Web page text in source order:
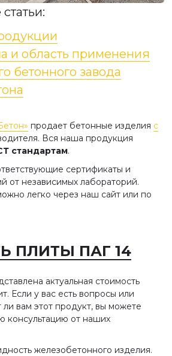
и область применения
бетонного завода
продает бетонные изделия с
Вся наша продукция
стандартам.
сертификаты и
от независимых лабораторий.
легко через наш сайт или по
ПЛИТЫ ПАГ 14
актуальная стоимость
Если у вас есть вопросы или
вам этот продукт, вы можете
консультацию от наших
железобетонного изделия.